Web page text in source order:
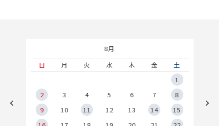
8月
日
月 火 水 木 金
土
1
2
3 4 5 6 7
8
9
10 11 12 13 14
15